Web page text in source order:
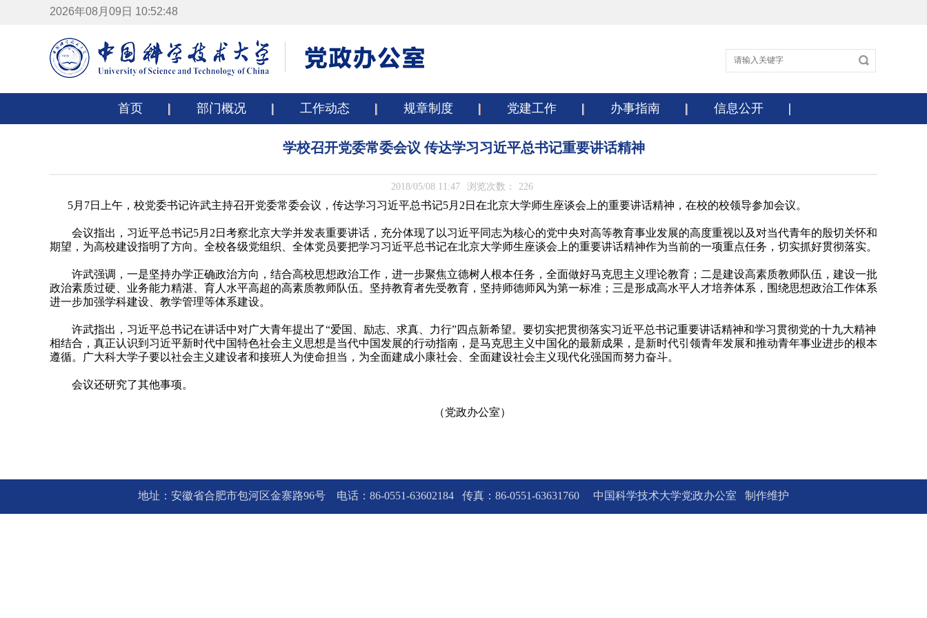
2026年08月09日 10:52:48
首页 部门概况 工作动态 规章制度 党建工作 办事指南 信息公开
学校召开党委常委会议 传达学习习近平总书记重要讲话精神
2018/05/08 11:47 浏览次数： 226
5月7日上午，校党委书记许武主持召开党委常委会议，传达学习习近平总书记5月2日在北京大学师生座谈会上的重要讲话精神，在校的校领导参加会议。
会议指出，习近平总书记5月2日考察北京大学并发表重要讲话，充分体现了以习近平同志为核心的党中央对高等教育事业发展的高度重视以及对当代青年的殷切关怀和
期望，为高校建设指明了方向。全校各级党组织、全体党员要把学习习近平总书记在北京大学师生座谈会上的重要讲话精神作为当前的一项重点任务，切实抓好贯彻落实。
许武强调，一是坚持办学正确政治方向，结合高校思想政治工作，进一步聚焦立德树人根本任务，全面做好马克思主义理论教育；二是建设高素质教师队伍，建设一批
政治素质过硬、业务能力精湛、育人水平高超的高素质教师队伍。坚持教育者先受教育，坚持师德师风为第一标准；三是形成高水平人才培养体系，围绕思想政治工作体系
进一步加强学科建设、教学管理等体系建设。
许武指出，习近平总书记在讲话中对广大青年提出了“爱国、励志、求真、力行”四点新希望。要切实把贯彻落实习近平总书记重要讲话精神和学习贯彻党的十九大精神
相结合，真正认识到习近平新时代中国特色社会主义思想是当代中国发展的行动指南，是马克思主义中国化的最新成果，是新时代引领青年发展和推动青年事业进步的根本
遵循。广大科大学子要以社会主义建设者和接班人为使命担当，为全面建成小康社会、全面建设社会主义现代化强国而努力奋斗。
会议还研究了其他事项。
（党政办公室）
地址：安徽省合肥市包河区金寨路96号 电话：86-0551-63602184 传真：86-0551-63631760 中国科学技术大学党政办公室 制作维护